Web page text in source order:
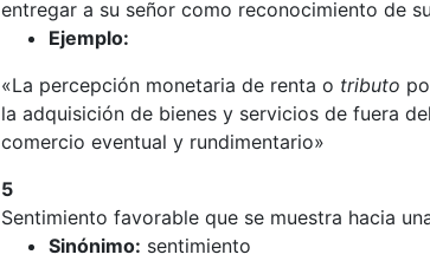
entregar a su señor como reconocimiento de
Ejemplo:
«La percepción monetaria de renta o tributo
la adquisición de bienes y servicios de fuera
comercio eventual y rundimentario»
5
Sentimiento favorable que se muestra hacia
Sinónimo: sentimiento